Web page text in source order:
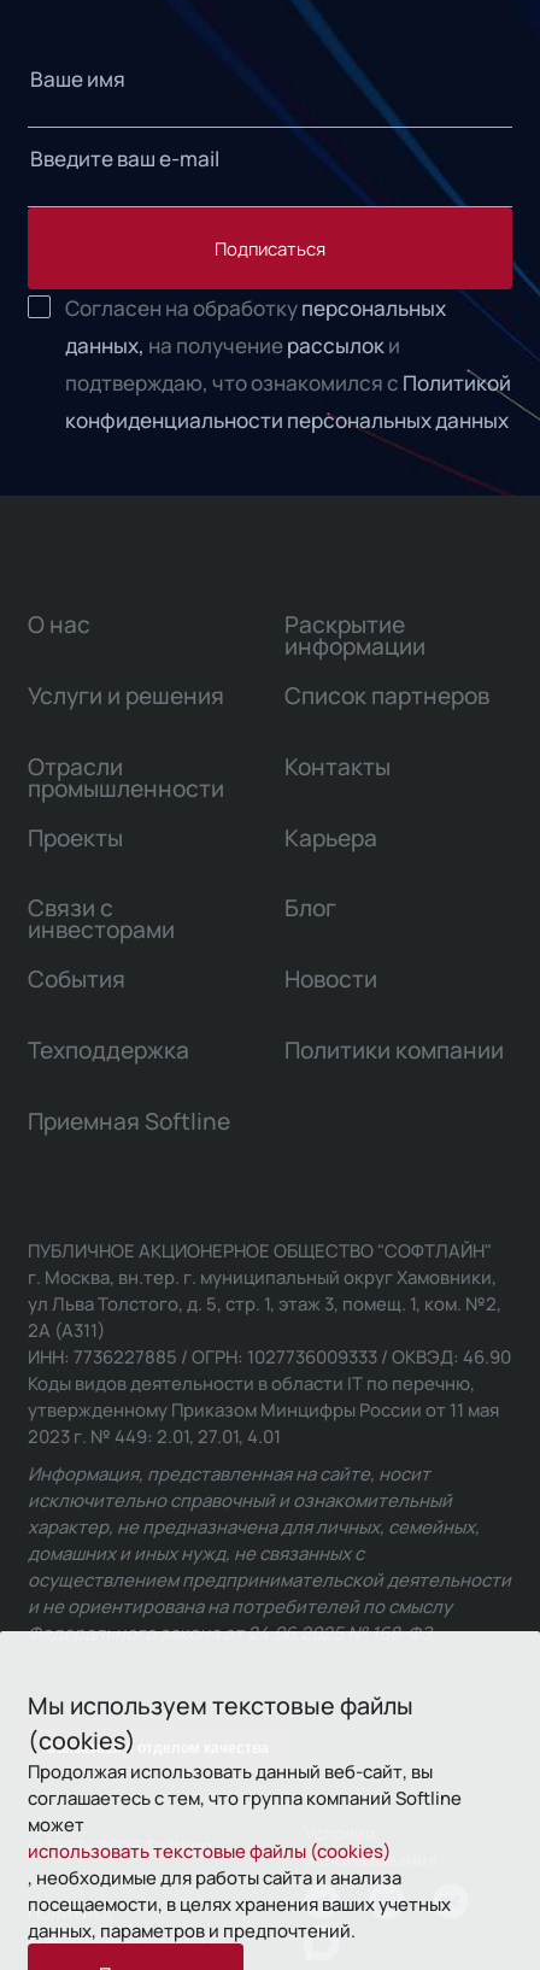
Подписаться
Согласен на обработкуперсональных
данных, на получениерассылоки
подтверждаю, что ознакомился с Политикой
конфиденциальности персональных данных
Мы используем текстовые файлы
(cookies)
Продолжая использовать данный веб-сайт, вы
соглашаетесь с тем, что группа компаний Softline
может
использовать текстовые файлы (cookies)
, необходимые для работы сайта и анализа
посещаемости, в целях хранения ваших учетных
данных, параметров и предпочтений.
О нас
Услуги и решения
Отрасли
промышленности
Проекты
Связи с
инвесторами
Раскрытие
информации
Список партнеров
Контакты
Карьера
Блог
События Новости
Техподдержка Политики компании
Приемная Softline
Связаться с отделом качества
ПУБЛИЧНОЕ АКЦИОНЕРНОЕ ОБЩЕСТВО "СОФТЛАЙН"
г. Москва, вн.тер. г. муниципальный округ Хамовники,
ул Льва Толстого, д. 5, стр. 1, этаж 3, помещ. 1, ком. №2,
2А (А311)
ИНН: 7736227885 / ОГРН: 1027736009333 / ОКВЭД: 46.90
Коды видов деятельности в области IT по перечню,
утвержденному Приказом Минцифры России от 11 мая
2023 г. № 449: 2.01, 27.01, 4.01
Информация, представленная на сайте, носит
исключительно справочный и ознакомительный
характер, не предназначена для личных, семейных,
домашних и иных нужд, не связанных с
осуществлением предпринимательской деятельности
и не ориентирована на потребителей по смыслу
Федерального закона от 24.06.2025 № 168-ФЗ.
© 1993—2026 Softline
использования
Политика
конфиденциальности